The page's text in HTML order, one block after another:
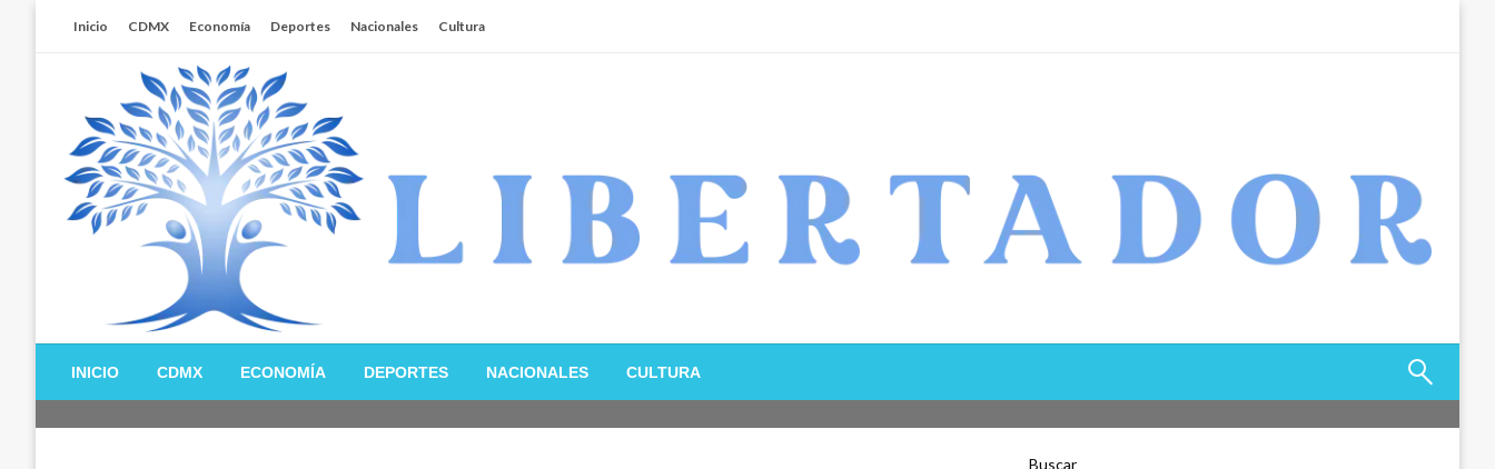
Inicio CDMX Economía Deportes Nacionales Cultura
Libertador MX
INICIO CDMX ECONOMÍA DEPORTES NACIONALES CULTURA
Buscar